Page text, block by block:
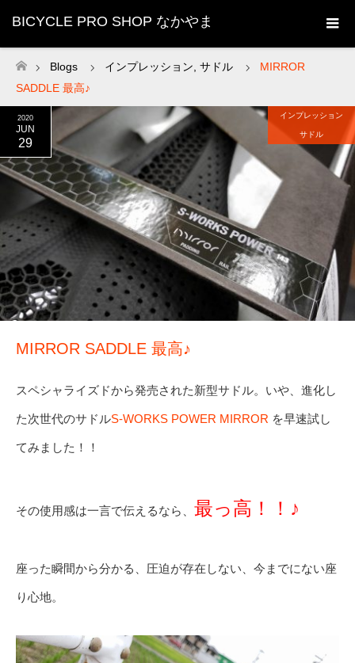
BICYCLE PRO SHOP なかやま
ホーム
Blogs インプレッション サドル
MIRROR
SADDLE 最高♪
2020
JUN
29
インプレッション
サドル
MIRROR SADDLE 最高♪
スペシャライズドから発売された新型サドル。いや、進化し
た次世代のサドルS-WORKS POWER MIRROR を早速試し
てみました！！
その使用感は一言で伝えるなら、 最っ高！！♪
座った瞬間から分かる、圧迫が存在しない、今までにない座
り心地。